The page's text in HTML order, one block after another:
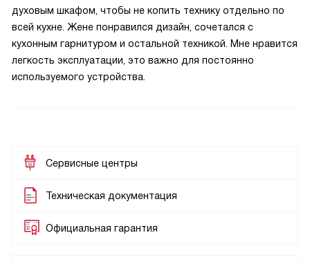
духовым шкафом, чтобы не копить технику отдельно по
всей кухне. Жене понравился дизайн, сочетался с
кухонным гарнитуром и остальной техникой. Мне нравится
легкость эксплуатации, это важно для постоянно
используемого устройства.
Сервисные центры
Техническая документация
Официальная гарантия